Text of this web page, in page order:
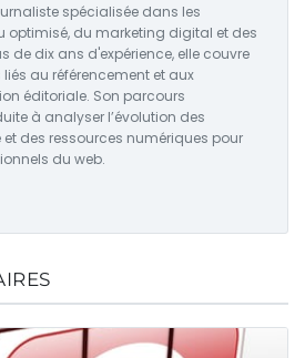
spécialisée dans les
optimisé, du marketing digital et des
de dix ans d'expérience, elle couvre
au référencement et aux
éditoriale. Son parcours
à analyser l’évolution des
des ressources numériques pour
du web.